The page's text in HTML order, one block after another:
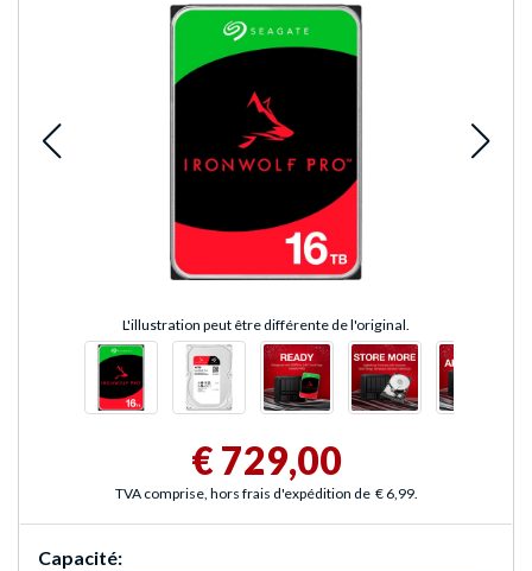
L'illustration peut être différente de l'original.
€ 729,00
TVA comprise, hors frais d'expédition de € 6,99.
Capacité: